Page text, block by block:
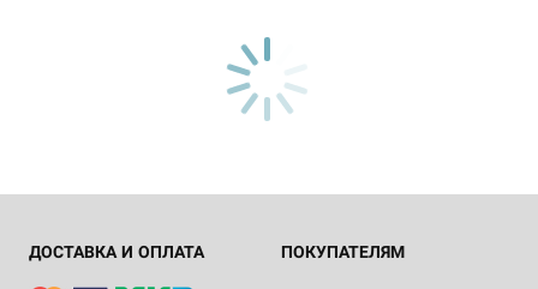
ДОСТАВКА И ОПЛАТА ПОКУПАТЕЛЯМ